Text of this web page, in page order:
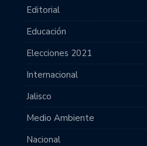
Editorial
Educación
Elecciones 2021
Internacional
Jalisco
Medio Ambiente
Nacional